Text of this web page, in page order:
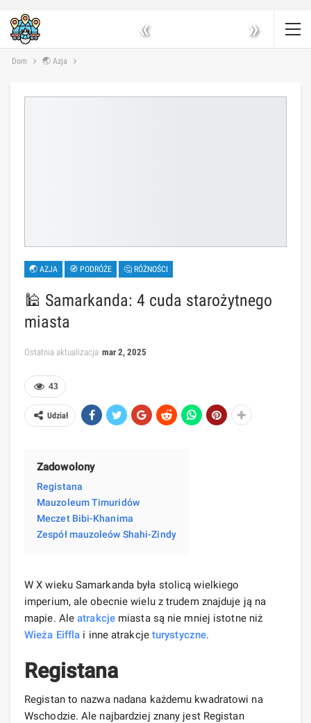
« »
Dom 🌏 Azja
🌏 AZJA 🧭 PODRÓŻE 🤔 RÓŻNOŚCI
🕌 Samarkanda: 4 cuda starożytnego
miasta
Ostatnia aktualizacja mar 2, 2025
43
Udział
Zadowolony
Registana
Mauzoleum Timuridów
Meczet Bibi-Khanima
Zespół mauzoleów Shahi-Zindy
W X wieku Samarkanda była stolicą wielkiego
imperium, ale obecnie wielu z trudem znajduje ją na
mapie. Aleatrakcjemiasta są nie mniej istotne niż
Wieża Eiffla i inne atrakcje turystyczne.
Registana
Registan to nazwa nadana każdemu kwadratowi na
Wschodzie. Ale najbardziej znany jest Registan